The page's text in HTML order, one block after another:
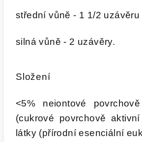
střední vůně - 1 1/2 uzávěru
silná vůně - 2 uzávěry.
Složení
<5% neiontové
(cukrové povrchově
látky (přírodní esenciální